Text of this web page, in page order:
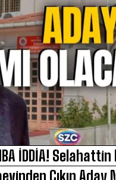
İDDİA!
Çıkıp Aday